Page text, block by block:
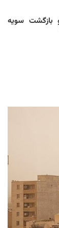
بازگشت سویه